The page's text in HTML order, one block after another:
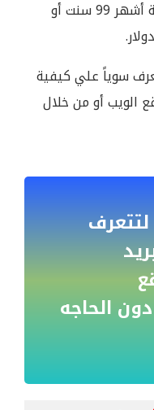
مدفوعة إما ربع سنويه أى كل ثلاثة أشهر 99 سنت أو
سوياً علي كيفية
الويب أو من خلال
لتتعرف
ياندكيس Yandex دون الحاجه